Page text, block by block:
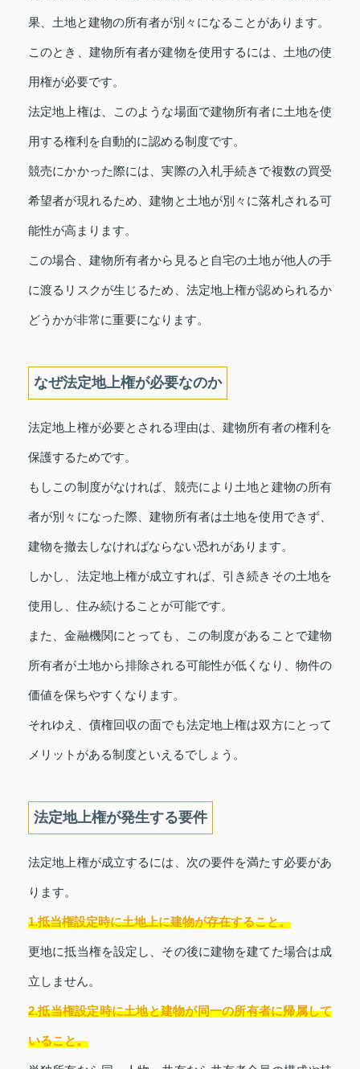
果、土地と建物の所有者が別々になることがあります。
このとき、建物所有者が建物を使用するには、土地の使
用権が必要です。
法定地上権は、このような場面で建物所有者に土地を使
用する権利を自動的に認める制度です。
競売にかかった際には、実際の入札手続きで複数の買受
希望者が現れるため、建物と土地が別々に落札される可
能性が高まります。
この場合、建物所有者から見ると自宅の土地が他人の手
に渡るリスクが生じるため、法定地上権が認められるか
どうかが非常に重要になります。
なぜ法定地上権が必要なのか
法定地上権が必要とされる理由は、建物所有者の権利を
保護するためです。
もしこの制度がなければ、競売により土地と建物の所有
者が別々になった際、建物所有者は土地を使用できず、
建物を撤去しなければならない恐れがあります。
しかし、法定地上権が成立すれば、引き続きその土地を
使用し、住み続けることが可能です。
また、金融機関にとっても、この制度があることで建物
所有者が土地から排除される可能性が低くなり、物件の
価値を保ちやすくなります。
それゆえ、債権回収の面でも法定地上権は双方にとって
メリットがある制度といえるでしょう。
法定地上権が発生する要件
法定地上権が成立するには、次の要件を満たす必要があ
ります。
1.抵当権設定時に土地上に建物が存在すること。
更地に抵当権を設定し、その後に建物を建てた場合は成
立しません。
2.抵当権設定時に土地と建物が同一の所有者に帰属して
いること。